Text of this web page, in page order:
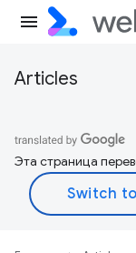
Articles
Эта страница